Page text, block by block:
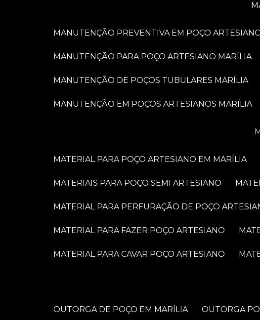
MANUTENÇÃO PREVENTIVA EM POÇO
MANUTENÇÃO PARA POÇO ARTESIANO MARÍLIA
MANUTENÇÃO DE POÇOS TUBULARES MARÍLIA
MANUTENÇÃO EM POÇOS ARTESIANOS MARÍLIA
MATERIAL PARA POÇO ARTESIANO EM MARÍLIA
MATERIAIS PARA POÇO SEMI ARTESIANO
MATERIAL PARA PERFURAÇÃO DE POÇO
MATERIAL PARA FAZER POÇO ARTESIANO
MATERIAL PARA CAVAR POÇO ARTESIANO
OUTORGA DE POÇO EM MARÍLIA OUTORGA